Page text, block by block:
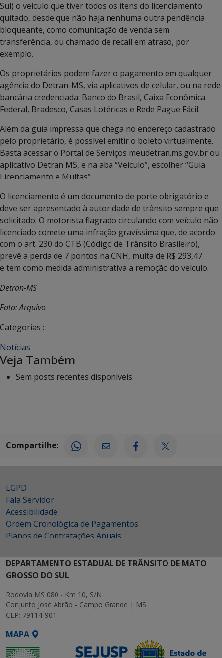
Sul) o veículo que tiver todos os itens do licenciamento
quitado, desde que não haja nenhuma outra pendência
bloqueante, como comunicação de venda sem
transferência, ou chamado de recall em atraso, por
exemplo.
Os proprietários podem fazer o pagamento em qualquer
agência do Detran-MS, via aplicativos de celular, ou na rede
bancária credenciada: Banco do Brasil, Caixa Econômica
Federal, Bradesco, Casas Lotéricas e Rede Pague Fácil.
Além da guia impressa que chega no endereço cadastrado
pelo proprietário, é possível emitir o boleto virtualmente.
Basta acessar o Portal de Serviços meudetran.ms.gov.br ou
aplicativo Detran MS, e na aba “Veículo”, escolher “Guia
Licenciamento e Multas”.
O licenciamento é um documento de porte obrigatório e
deve ser apresentado à autoridade de trânsito sempre que
solicitado. O motorista flagrado circulando com veículo não
licenciado comete uma infração gravíssima que, de acordo
com o art. 230 do CTB (Código de Trânsito Brasileiro),
prevê a perda de 7 pontos na CNH, multa de R$ 293,47
e tem como medida administrativa a remoção do veículo.
Detran-MS
Foto: Arquivo
Categorias :
Notícias
Veja Também
Sem posts recentes disponíveis.
Compartilhe:
LGPD
Fala Servidor
Acessibilidade
Ordem Cronológica de Pagamentos
Planos de Contratações Anuais
DEPARTAMENTO ESTADUAL DE TRÂNSITO DE MATO
GROSSO DO SUL
Rodovia MS 080 - Km 10, S/N
Conjunto José Abrão - Campo Grande | MS
CEP: 79114-901
MAPA